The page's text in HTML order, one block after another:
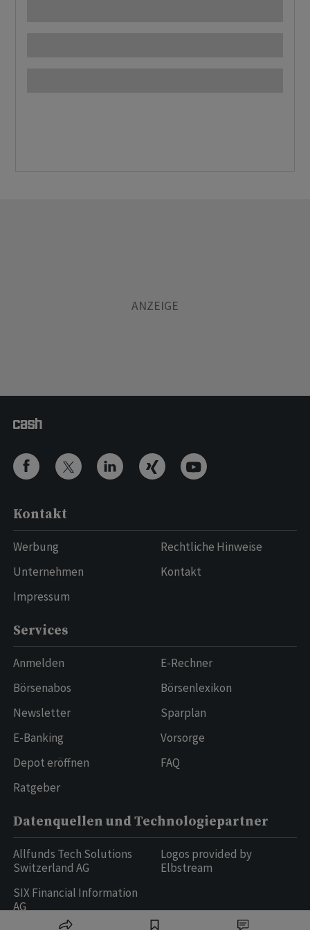
Kontakt
Werbung
Unternehmen
Impressum
Rechtliche Hinweise
Kontakt
Services
Anmelden
Börsenabos
Newsletter
E-Banking
Depot eröffnen
Ratgeber
E-Rechner
Börsenlexikon
Sparplan
Vorsorge
FAQ
Datenquellen und Technologiepartner
Allfunds Tech Solutions
Switzerland AG
SIX Financial Information
AG
Logos provided by
Elbstream